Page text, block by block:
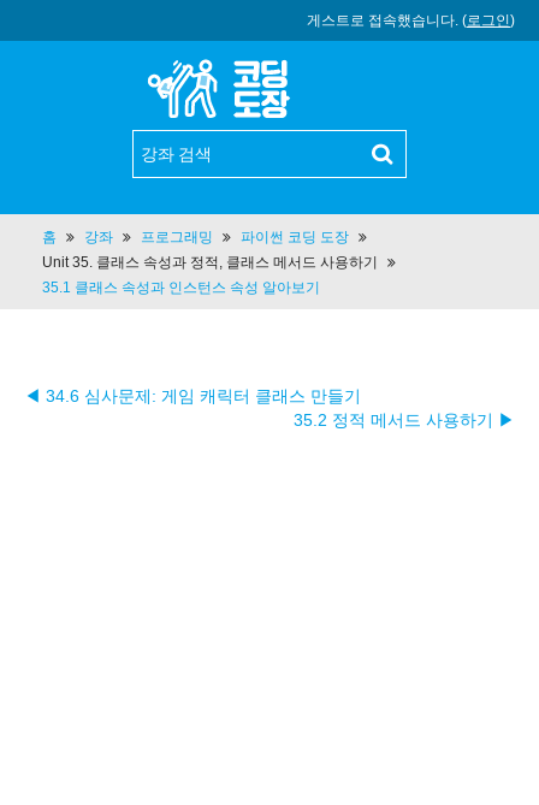
게스트로 접속했습니다. (로그인)
홈 강좌 프로그래밍
파이썬 코딩 도장
Unit 35. 클래스 속성과 정적, 클래스 메서드 사용하기
35.1 클래스 속성과 인스턴스 속성 알아보기
◀ 34.6 심사문제: 게임 캐릭터 클래스 만들기
35.2 정적 메서드 사용하기 ▶︎